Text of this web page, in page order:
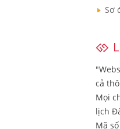
Sơ
cả
Mọi
lịch
Mã